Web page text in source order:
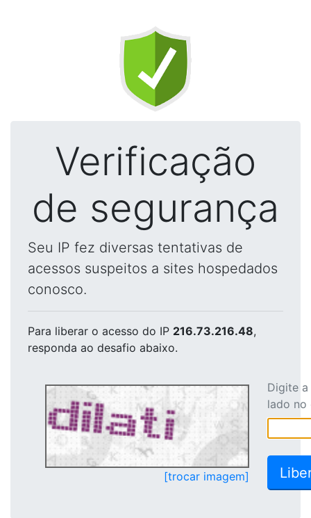
Verificação
de segurança
Seu IP fez diversas tentativas de
acessos suspeitos a sites hospedados
conosco.
Para liberar o acesso do IP 216.73.216.48,
responda ao desafio abaixo.
[trocar imagem]
Digite
lado no